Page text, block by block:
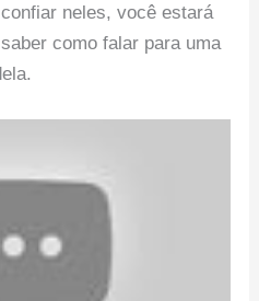
neles, você estará
como falar para uma